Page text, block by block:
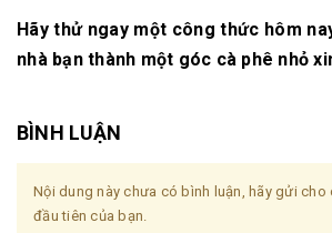
Hãy thử ngay một công thức hôm
nhà bạn thành một góc cà phê nhỏ
BÌNH LUẬN
Nội dung này chưa có bình luận, hãy gửi cho
đầu tiên của bạn.